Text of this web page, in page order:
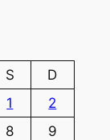
S
D
1
2
8
9